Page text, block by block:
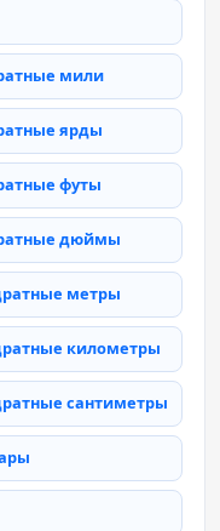
мили
ярды
футы
дюймы
метры
километры
сантиметры